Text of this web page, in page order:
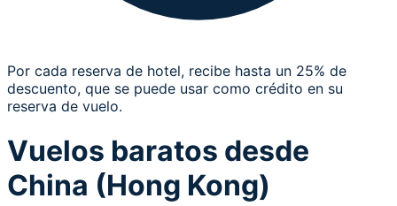
Por cada reserva de hotel, recibe hasta un 25% de
descuento, que se puede usar como crédito en su
reserva de vuelo.
Vuelos baratos desde
China (Hong Kong)